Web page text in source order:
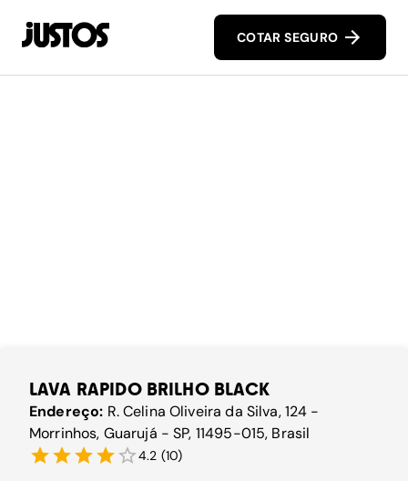
COTAR SEGURO
LAVA RAPIDO BRILHO BLACK
Endereço: R. Celina Oliveira da Silva, 124 -
Morrinhos, Guarujá - SP, 11495-015, Brasil
4.2 (10)